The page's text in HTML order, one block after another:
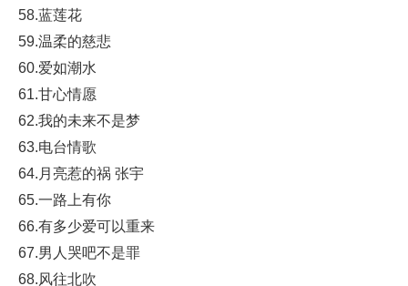
58.蓝莲花
59.温柔的慈悲
60.爱如潮水
61.甘心情愿
62.我的未来不是梦
63.电台情歌
64.月亮惹的祸 张宇
65.一路上有你
66.有多少爱可以重来
67.男人哭吧不是罪
68.风往北吹